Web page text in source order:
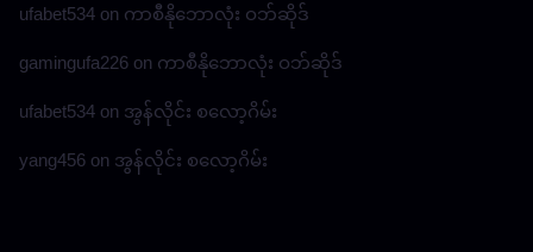
ufabet534 on ကာစီနိုဘောလုံး ဝဘ်ဆိုဒ်
gamingufa226 on ကာစီနိုဘောလုံး ဝဘ်ဆိုဒ်
ufabet534 on အွန်လိုင်း စလော့ဂိမ်း
yang456 on အွန်လိုင်း စလော့ဂိမ်း